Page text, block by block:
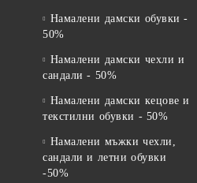
Намалени дамски обувки -
50%
Намалени дамски чехли и
сандали - 50%
Намалени дамски кецове и
текстилни обувки - 50%
Намалени мъжки чехли,
сандали и летни обувки
-50%